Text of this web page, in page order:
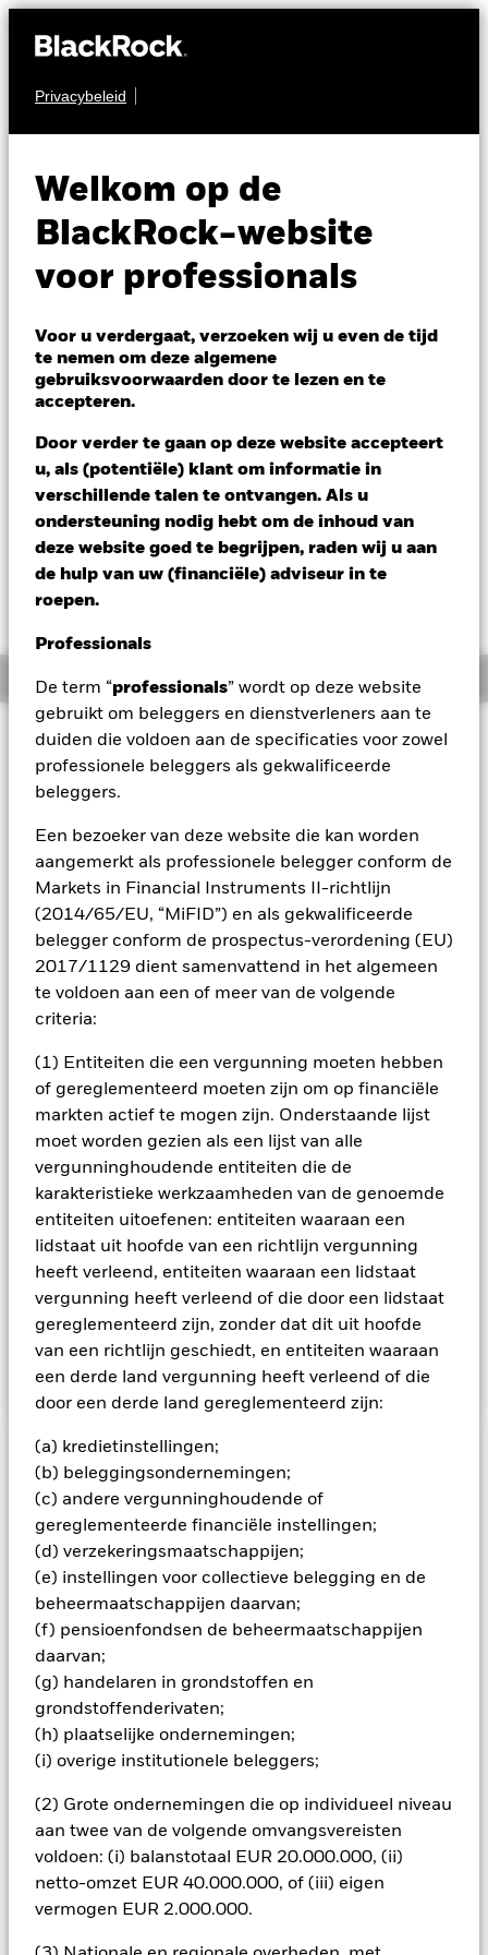
Privacybeleid
Welkom op de
BlackRock-website
voor professionals
Voor u verdergaat, verzoeken wij u even de tijd
te nemen om deze algemene
gebruiksvoorwaarden door te lezen en te
accepteren.
Door verder te gaan op deze website accepteert
u, als (potentiële) klant om informatie in
verschillende talen te ontvangen. Als u
ondersteuning nodig hebt om de inhoud van
deze website goed te begrijpen, raden wij u aan
de hulp van uw (financiële) adviseur in te
roepen.
Professionals
De term “professionals” wordt op deze website
gebruikt om beleggers en dienstverleners aan te
duiden die voldoen aan de specificaties voor zowel
professionele beleggers als gekwalificeerde
beleggers.
Een bezoeker van deze website die kan worden
aangemerkt als professionele belegger conform de
Markets in Financial Instruments II-richtlijn
(2014/65/EU, “MiFID”) en als gekwalificeerde
belegger conform de prospectus-verordening (EU)
2017/1129 dient samenvattend in het algemeen
te voldoen aan een of meer van de volgende
criteria:
(1) Entiteiten die een vergunning moeten hebben
of gereglementeerd moeten zijn om op financiële
markten actief te mogen zijn. Onderstaande lijst
moet worden gezien als een lijst van alle
vergunninghoudende entiteiten die de
karakteristieke werkzaamheden van de genoemde
entiteiten uitoefenen: entiteiten waaraan een
lidstaat uit hoofde van een richtlijn vergunning
heeft verleend, entiteiten waaraan een lidstaat
vergunning heeft verleend of die door een lidstaat
gereglementeerd zijn, zonder dat dit uit hoofde
van een richtlijn geschiedt, en entiteiten waaraan
een derde land vergunning heeft verleend of die
door een derde land gereglementeerd zijn:
(a) kredietinstellingen;
(b) beleggingsondernemingen;
(c) andere vergunninghoudende of
gereglementeerde financiële instellingen;
(d) verzekeringsmaatschappijen;
(e) instellingen voor collectieve belegging en de
beheermaatschappijen daarvan;
(f) pensioenfondsen de beheermaatschappijen
daarvan;
(g) handelaren in grondstoffen en
grondstoffenderivaten;
(h) plaatselijke ondernemingen;
(i) overige institutionele beleggers;
(2) Grote ondernemingen die op individueel niveau
aan twee van de volgende omvangsvereisten
voldoen: (i) balanstotaal EUR 20.000.000, (ii)
netto-omzet EUR 40.000.000, of (iii) eigen
vermogen EUR 2.000.000.
AANDELEN
Emerging Markets
Equity Fund
GBP 137,40
Variatie 52wk: 99,20 - 152,35
Verandering NAV 1 dag per 10/aug/2026
GBP 0,35 (0,26%)
Overzicht
Beleggingsdoel
Het Fonds streeft naar kapitaalgroei op lange termijn op uw
belegging. Het Fonds streeft naar een blootstelling van ten
aandelen) van bedrijven die gevestigd of beursgenoteerd
zijn of hun belangrijkste activiteiten uitoefenen in
beleggen in eigenvermogensinstrumenten, andere
aandelengerelateerde effecten en, indien passend geacht,
vastrentende effecten (zoals obligaties),
geldmarktinstrumenten (d.w.z. schuldeffecten met een korte
looptijd), deposito's en cash. Wanneer de BB bepaalt of een
maatschappij en governance (ESG) (hoewel ESG niet de
enige overweging is). De BB streeft ernaar directe
beleggingen te beperken en/of uit te sluiten in bedrijven die,
naar zijn mening, een bepaalde mate van blootstelling
hebben aan of verbonden zijn met bepaalde sectoren, zoals
samengevat in het Prospectus van het Fonds en in detail
www.blackrock.com. De BB is ook voornemens bedrijven uit te
sluiten die niet voldoen aan de beginselen van het Global
Compact van de VN (die betrekking hebben op
mensenrechten, arbeidsnormen, het milieu en
corruptiebestrijding). Het Fonds kan indirect zijn
emittenten waarvan de blootstelling niet overeenstemt met
de ESG-analyse van de BB.
BELANGRIJKE GEGEVENS: Kapitaalrisico.
het rendement van beleggingen kunnen dalen en stijgen, en
zijn niet gegarandeerd. Beleggers verliezen mogelijk hun
oorspronkelijke inleg.
Alle aandelenklassen met valutahedging van dit fonds
gebruiken derivaten om valutarisico's af te dekken. Het
gebruik van derivaten voor een aandelenklasse kan een
potentieel besmettingsrisico (ook bekend als spill-over) voor
andere aandelenklassen in het fonds betekenen. De
beheermaatschappij van het fonds waarborgt dat er
geschikte procedures worden gebruikt om het
minimaliseren. Via het uitklapvakje direct onder de naam van
het fonds, kunt u een lijst van alle aandelenklassen in het
aangegeven door het woord 'Hedged' in de naam van de
aandelenklasse. Daarnaast is een volledige lijst van alle
aandelenklassen met valutahedging op aanvraag
verkrijgbaar bij de beheermaatschappij van het fonds.